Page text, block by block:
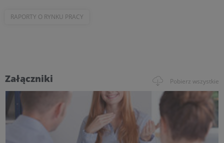
RAPORTY O RYNKU PRACY
Załączniki Pobierz wszystkie